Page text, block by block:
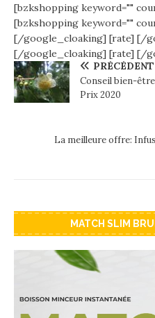
[bzkshopping keyword=""
[bzkshopping keyword=""
[/google_cloaking] [rate] [/
[/google_cloaking] [rate] [/
PRÉCÉDENT
Conseil bien-
Prix 2020
La meilleure offre:
MATCH SLIM